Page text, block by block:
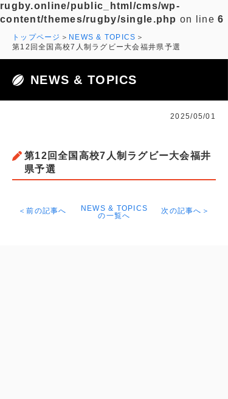
rugby.online/public_html/cms/wp-
content/themes/rugby/single.php on line6
トップページ
NEWS & TOPICS
第12回全国高校7人制ラグビー大会福井県予選
NEWS & TOPICS
2025/05/01
第12回全国高校7人制ラグビー大会福井
県予選
＜前の記事へ
NEWS & TOPICS
の一覧へ
次の記事へ＞